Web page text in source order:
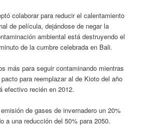
colaborar para reducir el calentamiento
de película, dejándose de negar la
ambiental está destruyendo el
de la cumbre celebrada en Bali.
más para seguir contaminando mientras
para reemplazar al de Kioto del año
efectivo recién en 2012.
de gases de invernadero un 20%
a una reducción del 50% para 2050.